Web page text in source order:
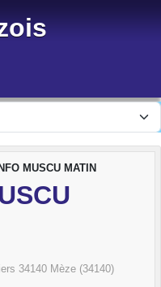
MUSCU MATIN
34140 Mèze (34140)